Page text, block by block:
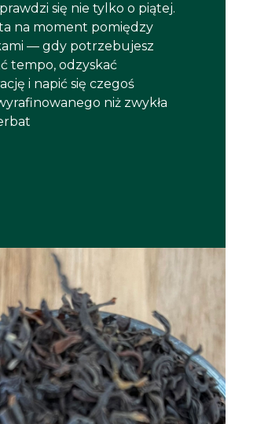
się nie tylko o piątej.
na moment pomiędzy
— gdy potrzebujesz
tempo, odzyskać
i napić się czegoś
niż zwykła